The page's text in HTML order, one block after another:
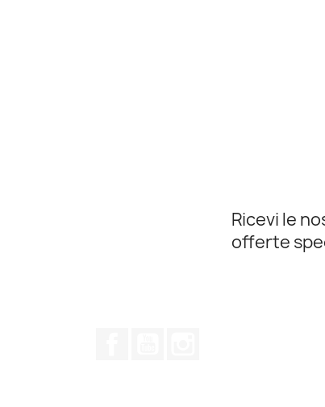
Ricevi le
offerte